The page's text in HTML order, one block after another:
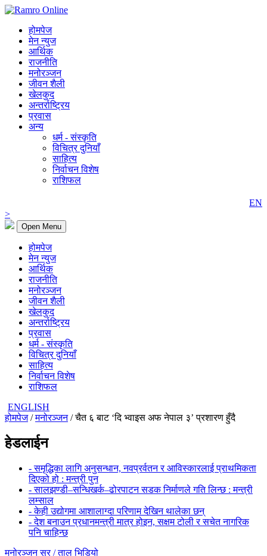
होमपेज
मेन न्युज
आर्थिक
राजनीति
मनोरञ्जन
जीवन शैली
खेलकुद
अन्तर्राष्ट्रिय
प्रवास
अन्य
धर्म - संस्कृति
विचित्र दुनियाँ
साहित्य
निर्वाचन विशेष
राशिफल
EN
>
Open Menu
होमपेज
मेन न्युज
आर्थिक
राजनीति
मनोरञ्जन
जीवन शैली
खेलकुद
अन्तर्राष्ट्रिय
प्रवास
धर्म - संस्कृति
विचित्र दुनियाँ
साहित्य
निर्वाचन विशेष
राशिफल
ENGLISH
होमपेज/मनोरञ्जन/ चैत ६ बाट ‘दि भ्वाइस अफ नेपाल ३’ प्रशारण हुँदै
हेडलाईन
- समृद्धिका लागि अनुसन्धान, नवप्रर्वतन र आविस्कारलाई प्राथमिकता
दिएको हो : मन्त्री पुन
- सालझण्डी–सन्धिखर्क–ढोरपाटन सडक निर्माणले गति लिन्छ : मन्त्री
लम्साल
- केही उद्योगमा आशालाग्दा परिणाम देखिन थालेका छन्
- देश बनाउन प्रधानमन्त्री मात्र होइन, सक्षम टोली र सचेत नागरिक
पनि चाहिन्छ
मनोरञ्जन सुर / ताल भिडियो